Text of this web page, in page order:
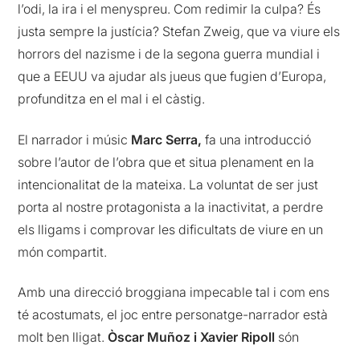
l’odi, la ira i el menyspreu. Com redimir la culpa? És
justa sempre la justícia? Stefan Zweig, que va viure els
horrors del nazisme i de la segona guerra mundial i
que a EEUU va ajudar als jueus que fugien d’Europa,
profunditza en el mal i el càstig.
El narrador i músic Marc Serra, fa una introducció
sobre l’autor de l’obra que et situa plenament en la
intencionalitat de la mateixa. La voluntat de ser just
porta al nostre protagonista a la inactivitat, a perdre
els lligams i comprovar les dificultats de viure en un
món compartit.
Amb una direcció broggiana impecable tal i com ens
té acostumats, el joc entre personatge-narrador està
molt ben lligat.Òscar Muñoz i Xavier Ripoll són